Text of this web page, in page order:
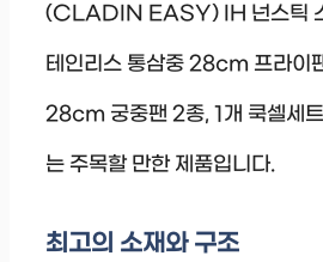
(CLADIN EASY) IH 넌스틱
테인리스 통삼중 28cm 프라이
28cm 궁중팬 2종, 1개 쿡셀세트
는 주목할 만한 제품입니다.
최고의 소재와 구조